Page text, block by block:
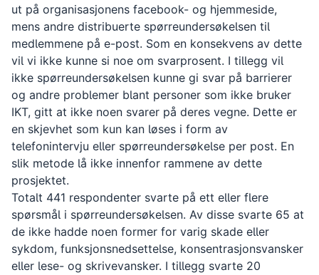
ut på organisasjonens facebook- og hjemmeside,
mens andre distribuerte spørreundersøkelsen til
medlemmene på e-post. Som en konsekvens av dette
vil vi ikke kunne si noe om svarprosent. I tillegg vil
ikke spørreundersøkelsen kunne gi svar på barrierer
og andre problemer blant personer som ikke bruker
IKT, gitt at ikke noen svarer på deres vegne. Dette er
en skjevhet som kun kan løses i form av
telefonintervju eller spørreundersøkelse per post. En
slik metode lå ikke innenfor rammene av dette
prosjektet.
Totalt 441 respondenter svarte på ett eller flere
spørsmål i spørreundersøkelsen. Av disse svarte 65 at
de ikke hadde noen former for varig skade eller
sykdom, funksjonsnedsettelse, konsentrasjonsvansker
eller lese- og skrivevansker. I tillegg svarte 20